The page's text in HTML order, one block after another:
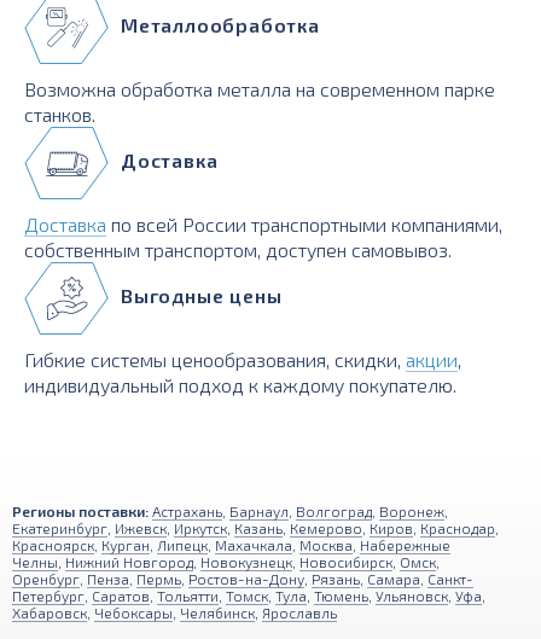
Металлообработка
Возможна обработка металла на современном парке
станков.
Доставка
Доставка по всей России транспортными компаниями,
собственным транспортом, доступен самовывоз.
Выгодные цены
Гибкие системы ценообразования, скидки, акции,
индивидуальный подход к каждому покупателю.
Регионы поставки: Астрахань Барнаул Волгоград Воронеж
Екатеринбург Ижевск Иркутск Казань Кемерово Киров Краснодар
Красноярск Курган Липецк Махачкала Москва Набережные
Челны Нижний Новгород Новокузнецк Новосибирск Омск
Оренбург Пенза Пермь Ростов-на-Дону Рязань Самара Санкт-
Петербург Саратов Тольятти Томск Тула Тюмень Ульяновск Уфа
Хабаровск Чебоксары Челябинск Ярославль